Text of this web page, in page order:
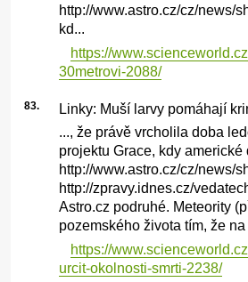
http://www.astro.cz/cz/news/
kd...
https://
30metrovi-2088/
83.
Linky: Muší larvy pomáhají
..., že právě vrcholila doba
projektu Grace, kdy
http://www.astro.cz/cz/news/
http://zpravy.idnes.cz/
Astro.cz podruhé. Meteority
pozemského života tím, že
https://
urcit-okolnosti-smrti-2238/